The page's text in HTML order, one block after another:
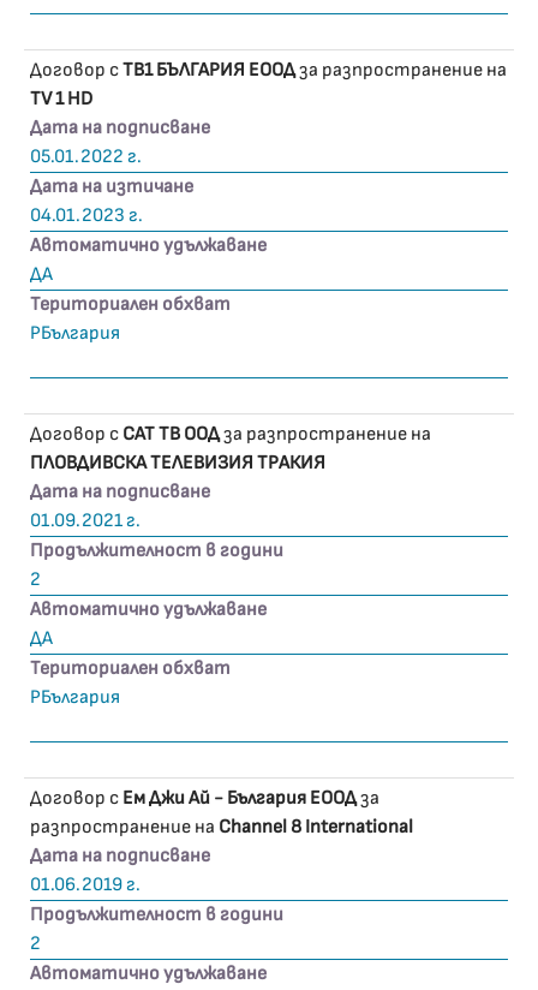
Договор сТВ1 БЪЛГАРИЯ ЕООДза разпространение на
TV 1 HD
Дата на подписване
05.01.2022 г.
Дата на изтичане
04.01.2023 г.
Автоматично удължаване
ДА
Териториален обхват
РБългария
Договор с САТ ТВ ООДза разпространение на
ПЛОВДИВСКА ТЕЛЕВИЗИЯ ТРАКИЯ
Дата на подписване
01.09.2021 г.
Продължителност в години
2
Автоматично удължаване
ДА
Териториален обхват
РБългария
Договор с Ем Джи Ай - България ЕООДза
разпространение на Channel 8 International
Дата на подписване
01.06.2019 г.
Продължителност в години
2
Автоматично удължаване